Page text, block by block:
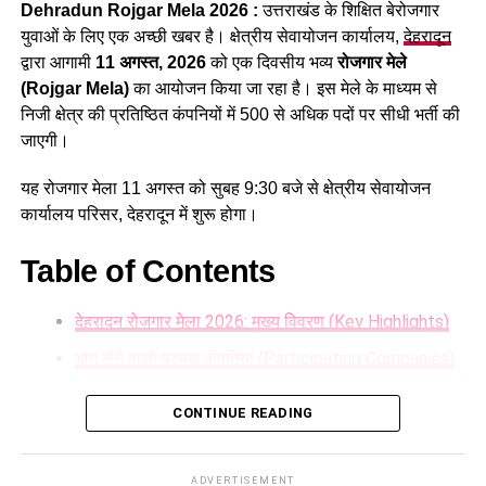
स्नातक स्तरीय पद सहित कुल 1470 पद शामिल हैं।
34 हजार भर्तियां, रोजगार बड़ी उपलब्धि
अधिक युवाओं को सरकारी नौकरी प्रदान कर चुकी है। प्रदेश में वर्ष 2024
से सख्त नकल विरोधी कानून लागू होने के बाद भर्ती प्रक्रिया ना सिर्फ
पारदर्शी तरीके से सम्पन्न हो रही है, बल्कि निर्बाध भर्ती होने से आवेदन से
Dehradun Rojgar Mela 2026 :उत्तराखंड के शिक्षित बेरोजगार
युवाओं के लिए एक अच्छी खबर है। क्षेत्रीय सेवायोजन कार्यालय,देहरादून
द्वारा आगामी 11 अगस्त, 2026को एक दिवसीय भव्यरोजगार मेले
(Rojgar Mela)का आयोजन किया जा रहा है। इस मेले के माध्यम से
निजी क्षेत्र की प्रतिष्ठित कंपनियों में 500 से अधिक पदों पर सीधी भर्ती की
जाएगी।
यह रोजगार मेला 11 अगस्त को सुबह 9:30 बजे से क्षेत्रीय सेवायोजन
कार्यालय परिसर, देहरादून में शुरू होगा।
Table of Contents
देहरादून रोजगार मेला 2026: मुख्य विवरण (Key Highlights)
Dehradun Rojgar Mela 2026 : आवेदन और पंजीकरण
प्रक्रिया (How to Register)
CONTINUE READING
ADVERTISEMENT